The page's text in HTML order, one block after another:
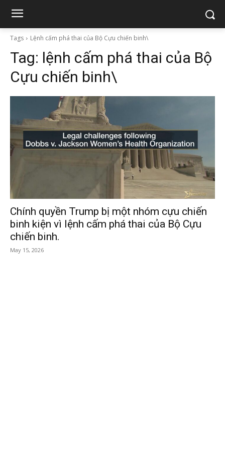
Tags Lệnh cấm phá thai của Bộ Cựu chiến binh\
Tag: lệnh cấm phá thai của Bộ
Cựu chiến binh\
Chính quyền Trump bị một nhóm cựu chiến
binh kiện vì lệnh cấm phá thai của Bộ Cựu
chiến binh.
May 15, 2026